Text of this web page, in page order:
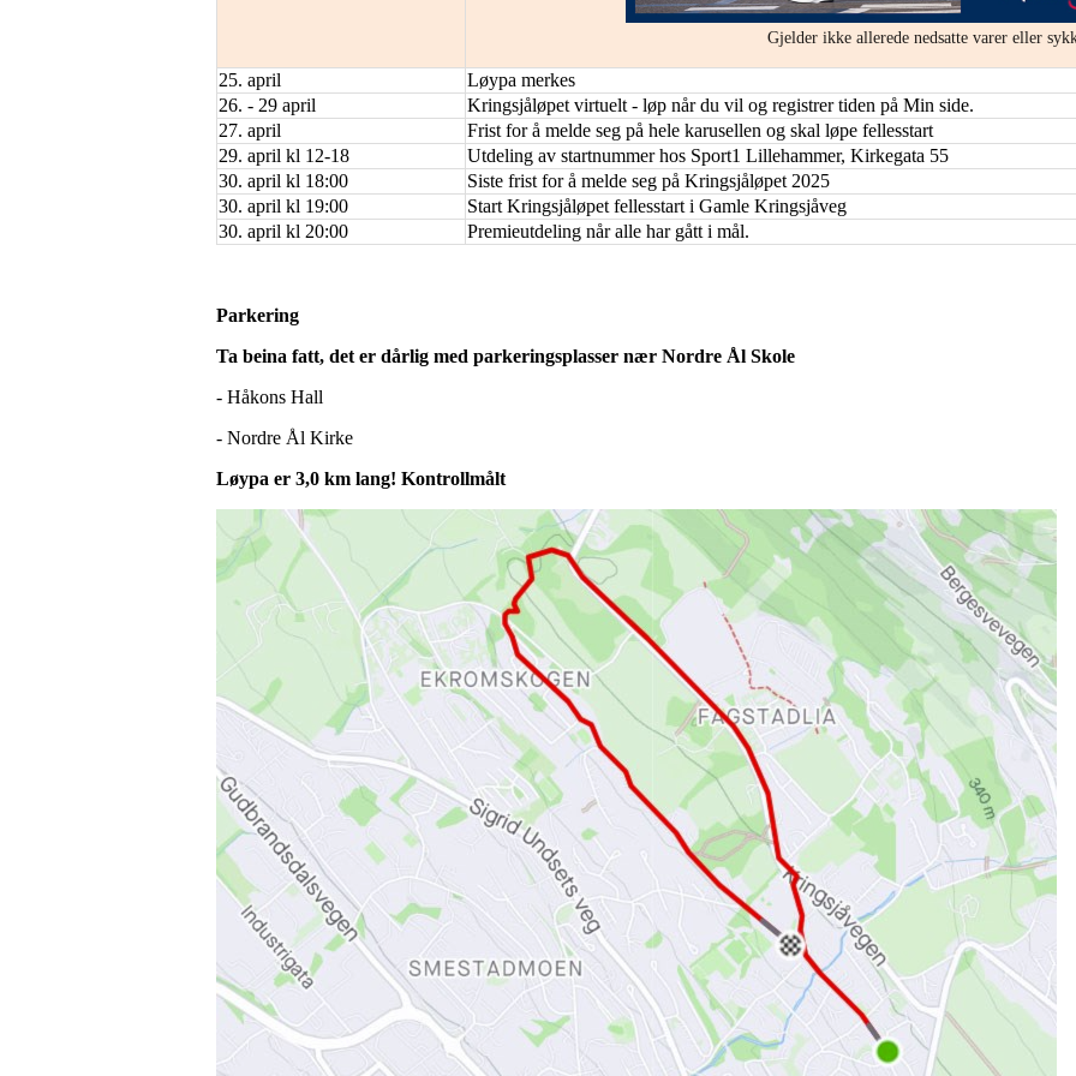
Gjelder ikke allerede nedsatte varer eller
25. april
Løypa merkes
26. - 29 april
Kringsjåløpet virtuelt - løp når du vil og registrer tiden på Min side.
27. april
Frist for å melde seg på hele karusellen og skal løpe fellesstart
29. april kl 12-18
Utdeling av startnummer hos Sport1 Lillehammer, Kirkegata 55
30. april kl 18:00
Siste frist for å melde seg på Kringsjåløpet 2025
30. april kl 19:00
Start Kringsjåløpet fellesstart i Gamle Kringsjåveg
30. april kl 20:00
Premieutdeling når alle har gått i mål.
Parkering
Ta beina fatt, det er dårlig med parkeringsplasser nær Nordre Ål Skole
- Håkons Hall
- Nordre Ål Kirke
Løypa er 3,0 km lang! Kontrollmålt